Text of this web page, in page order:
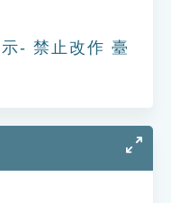
- 禁止改作 臺